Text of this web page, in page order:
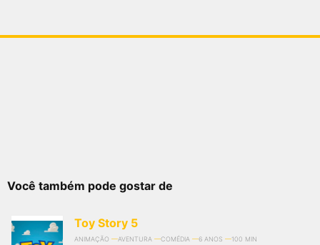
Você também pode gostar de
Toy Story 5
ANIMAÇÃO AVENTURA COMÉDIA 6 ANOS 100 MIN